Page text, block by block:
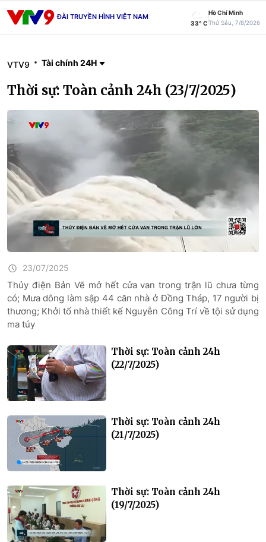
ĐÀI TRUYỀN HÌNH VIỆT NAM
33° C
Hồ Chí Minh
Thứ Sáu, 7/8/2026
VTV9 Tài chính 24H
Thời sự: Toàn cảnh 24h (23/7/2025)
23/07/2025
Thủy điện Bản Vẽ mở hết cửa van trong trận lũ chưa từng
có; Mưa dông làm sập 44 căn nhà ở Đồng Tháp, 17 người bị
thương; Khởi tố nhà thiết kế Nguyễn Công Trí về tội sử dụng
ma túy
Thời sự: Toàn cảnh 24h
(22/7/2025)
Thời sự: Toàn cảnh 24h
(21/7/2025)
Thời sự: Toàn cảnh 24h
(19/7/2025)